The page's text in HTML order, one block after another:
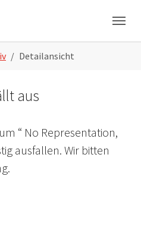
Detailansicht
aus
“ No Representation,
ausfallen. Wir bitten